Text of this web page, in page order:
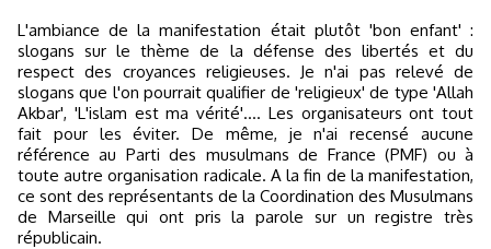
L'ambiance de la manifestation était plutôt 'bon enfant' :
slogans sur le thème de la défense des libertés et du
respect des croyances religieuses. Je n'ai pas relevé de
slogans que l'on pourrait qualifier de 'religieux' de type 'Allah
Akbar', 'L'islam est ma vérité'.... Les organisateurs ont tout
fait pour les éviter. De même, je n'ai recensé aucune
référence au Parti des musulmans de France (PMF) ou à
toute autre organisation radicale. A la fin de la manifestation,
ce sont des représentants de la Coordination des Musulmans
de Marseille qui ont pris la parole sur un registre très
républicain.